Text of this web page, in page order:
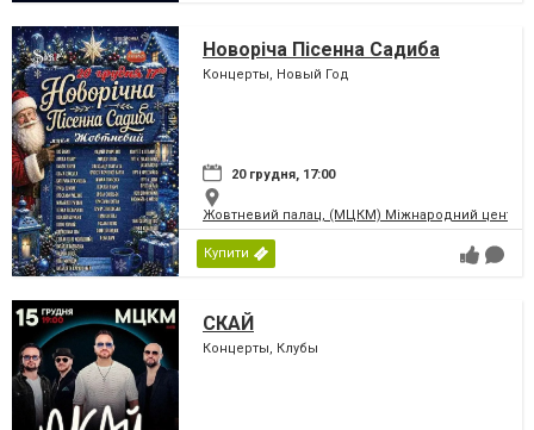
Новоріча Пісенна Садиба
Концерты, Новый Год
20 грудня, 17:00
Жовтневий палац, (МЦКМ) Міжнародний центр
Купити
СКАЙ
Концерты, Клубы